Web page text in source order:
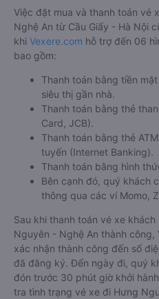
Việc đặt mua và thanh toán vé
Nghệ An từ Cầu Giấy - Hà Nội
khi Vexere.com hỗ trợ đến 06
bao gồm:
Thanh toán bằng tiền
siêu thị gần nhà.
Thanh toán bằng thẻ
Card, JCB).
Thanh toán bằng thẻ
tuyến (Internet Banking).
Thanh toán bằng hình
Bên cạnh đó, quý khách
thông qua các ví Momo,
Sau khi thanh toán vé xe
Nguyên - Nghệ An thành công,
xác nhận thành công đến số
đã đăng ký. Đến ngày đi, quý
đón trước 30 phút giờ khởi
tra tình trạng vé xe đi Hưng